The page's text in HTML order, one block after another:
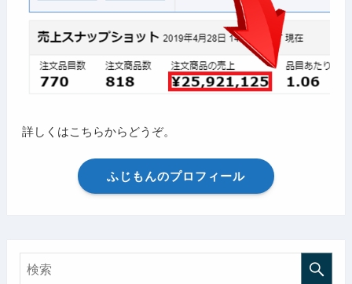
詳しくはこちらからどうぞ。
ふじもんのプロフィール